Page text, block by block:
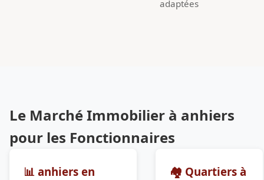
adaptées
Le Marché Immobilier à anhiers
pour les Fonctionnaires
📊 anhiers en
🏘️ Quartiers à